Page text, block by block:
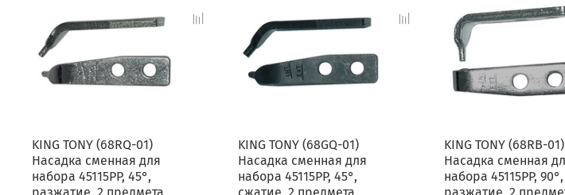
KING TONY (68RQ-01)
Насадка сменная для
набора 45115PP, 45°,
KING TONY (68GQ-01)
Насадка сменная для
набора 45115PP, 45°,
KING TONY (68RB-01)
Насадка сменная
набора 45115PP, 90°,